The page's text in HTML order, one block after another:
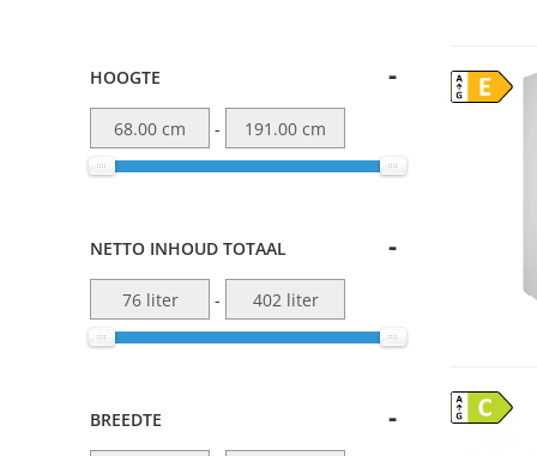
HOOGTE
-
NETTO INHOUD TOTAAL
-
BREEDTE